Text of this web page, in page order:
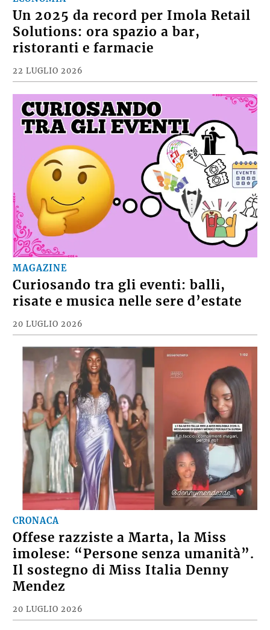
Un 2025 da record per Imola Retail
Solutions: ora spazio a bar,
ristoranti e farmacie
22 LUGLIO 2026
MAGAZINE
Curiosando tra gli eventi: balli,
risate e musica nelle sere d’estate
20 LUGLIO 2026
CRONACA
Offese razziste a Marta, la Miss
imolese: “Persone senza umanità”.
Il sostegno di Miss Italia Denny
Mendez
20 LUGLIO 2026